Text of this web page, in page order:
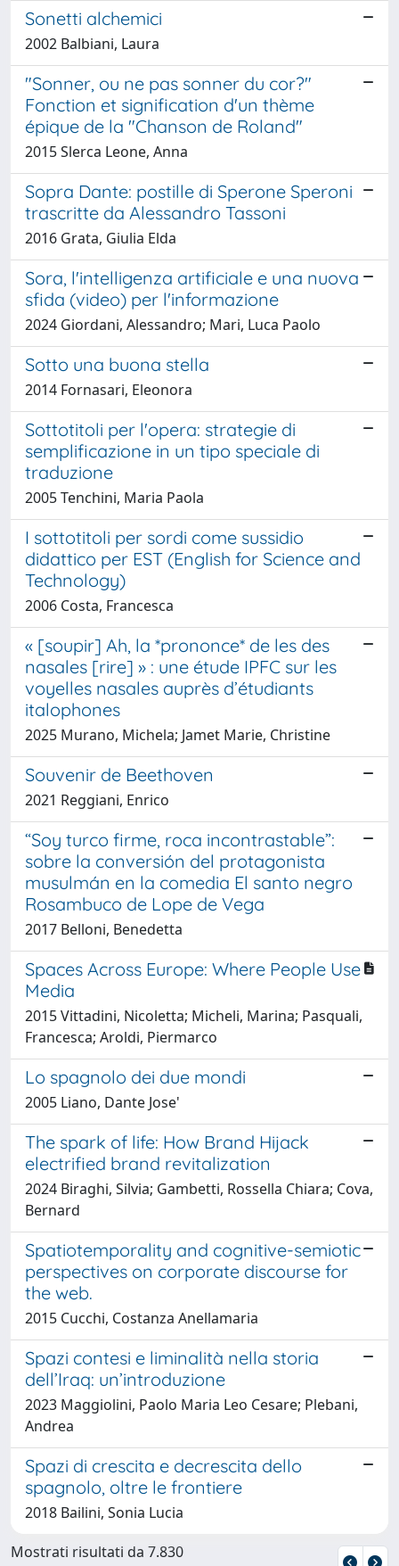
Sonetti alchemici
2002 Balbiani, Laura
"Sonner, ou ne pas sonner du cor?"
Fonction et signification d'un thème
épique de la "Chanson de Roland"
2015 Slerca Leone, Anna
Sopra Dante: postille di Sperone Speroni
trascritte da Alessandro Tassoni
2016 Grata, Giulia Elda
Sora, l'intelligenza artificiale e una nuova
sfida (video) per l'informazione
2024 Giordani, Alessandro; Mari, Luca Paolo
Sotto una buona stella
2014 Fornasari, Eleonora
Sottotitoli per l'opera: strategie di
semplificazione in un tipo speciale di
traduzione
2005 Tenchini, Maria Paola
I sottotitoli per sordi come sussidio
didattico per EST (English for Science and
Technology)
2006 Costa, Francesca
« [soupir] Ah, la *prononce* de les des
nasales [rire] » : une étude IPFC sur les
voyelles nasales auprès d’étudiants
italophones
2025 Murano, Michela; Jamet Marie, Christine
Souvenir de Beethoven
2021 Reggiani, Enrico
“Soy turco firme, roca incontrastable”:
sobre la conversión del protagonista
musulmán en la comedia El santo negro
Rosambuco de Lope de Vega
2017 Belloni, Benedetta
Spaces Across Europe: Where People Use
Media
2015 Vittadini, Nicoletta; Micheli, Marina; Pasquali,
Francesca; Aroldi, Piermarco
Lo spagnolo dei due mondi
2005 Liano, Dante Jose'
The spark of life: How Brand Hijack
electrified brand revitalization
2024 Biraghi, Silvia; Gambetti, Rossella Chiara; Cova,
Bernard
Spatiotemporality and cognitive-semiotic
perspectives on corporate discourse for
the web.
2015 Cucchi, Costanza Anellamaria
Spazi contesi e liminalità nella storia
dell’Iraq: un’introduzione
2023 Maggiolini, Paolo Maria Leo Cesare; Plebani,
Andrea
Spazi di crescita e decrescita dello
spagnolo, oltre le frontiere
2018 Bailini, Sonia Lucia
Mostrati risultati da 7.830